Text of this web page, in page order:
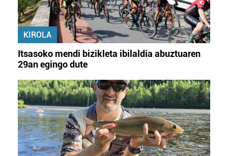
KIROLA
Itsasoko mendi bizikleta ibilaldia abuztuaren
29an egingo dute